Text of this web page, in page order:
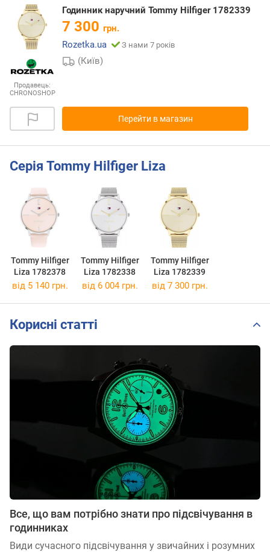
Продавець:
CHRONOSHOP
Годинник наручний Tommy Hilfiger 1782339
7 300 грн.
Rozetka.ua
З нами 7 років
(Київ)
Перейти в магазин
Серія Tommy Hilfiger Liza
Tommy Hilfiger
Liza 1782378
Tommy Hilfiger
Liza 1782338
Tommy Hilfiger
Liza 1782339
від 5 140 грн. від 6 004 грн. від 7 300 грн.
Корисні статті
Все, що вам потрібно знати про підсвічування в
годинниках
Види сучасного підсвічування у звичайних і розумних